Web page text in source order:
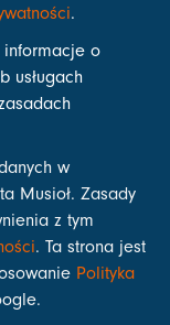
.
informacje o
usługach
w
Musioł. Zasady
z tym
. Ta strona jest
Polityka